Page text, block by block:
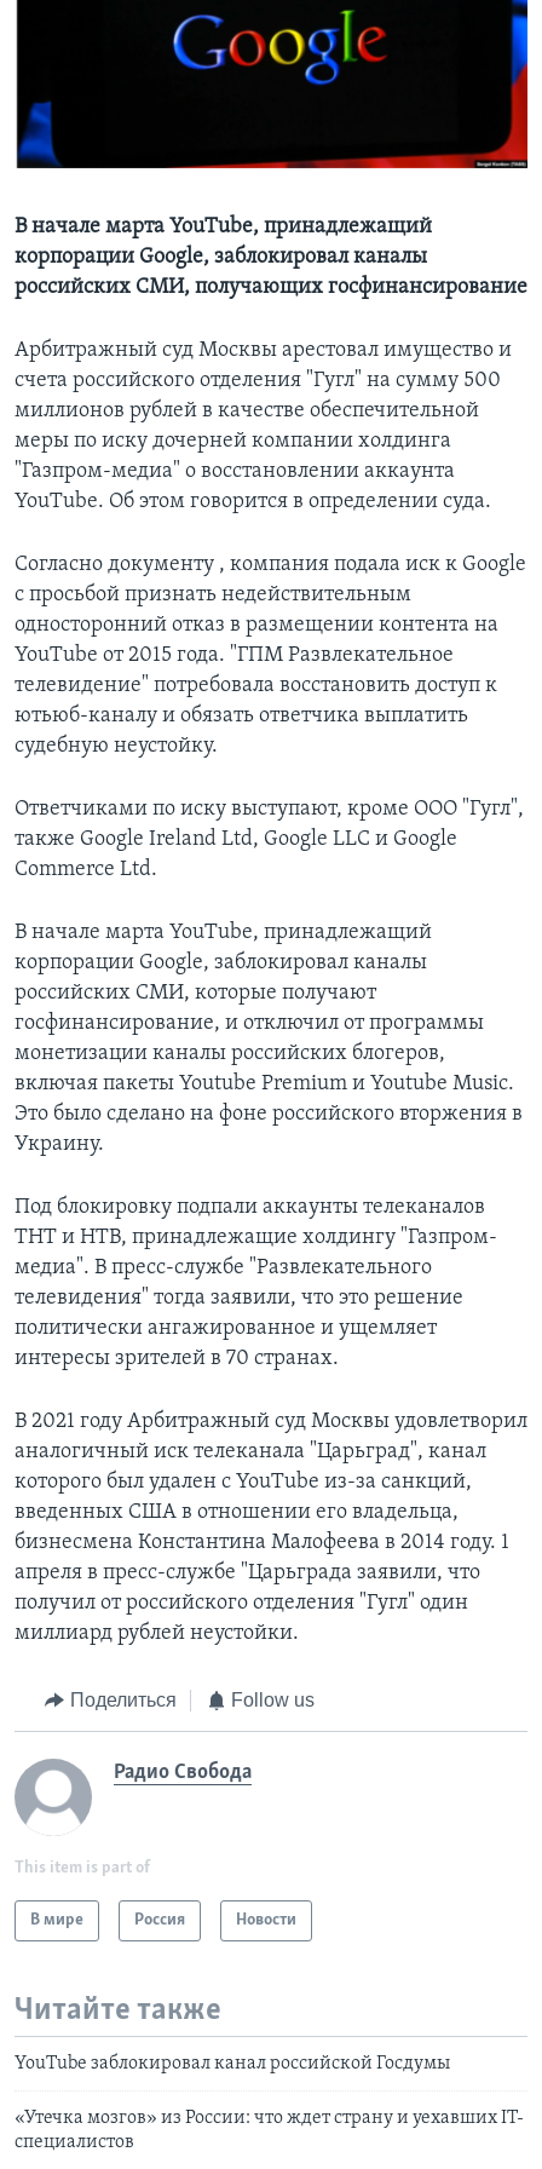
СОЦИАЛЬНЫЕ СЕТИ
Языки
В начале марта YouTube, принадлежащий
корпорации Google, заблокировал каналы
российских СМИ, получающих госфинансирование
Арбитражный суд Москвы арестовал имущество и
счета российского отделения "Гугл" на сумму 500
миллионов рублей в качестве обеспечительной
меры по иску дочерней компании холдинга
"Газпром-медиа" о восстановлении аккаунта
YouTube. Об этом говорится в определении суда.
Согласно документу , компания подала иск к Google
с просьбой признать недействительным
односторонний отказ в размещении контента на
YouTube от 2015 года. "ГПМ Развлекательное
телевидение" потребовала восстановить доступ к
ютьюб-каналу и обязать ответчика выплатить
судебную неустойку.
Ответчиками по иску выступают, кроме ООО "Гугл",
также Google Ireland Ltd, Google LLC и Google
Commerce Ltd.
В начале марта YouTube, принадлежащий
корпорации Google, заблокировал каналы
российских СМИ, которые получают
госфинансирование, и отключил от программы
монетизации каналы российских блогеров,
включая пакеты Youtube Premium и Youtube Music.
Это было сделано на фоне российского вторжения в
Украину.
Под блокировку подпали аккаунты телеканалов
ТНТ и НТВ, принадлежащие холдингу "Газпром-
медиа". В пресс-службе "Развлекательного
телевидения" тогда заявили, что это решение
политически ангажированное и ущемляет
интересы зрителей в 70 странах.
В 2021 году Арбитражный суд Москвы удовлетворил
аналогичный иск телеканала "Царьград", канал
которого был удален с YouTube из-за санкций,
введенных США в отношении его владельца,
бизнесмена Константина Малофеева в 2014 году. 1
апреля в пресс-службе "Царьграда заявили, что
получил от российского отделения "Гугл" один
миллиард рублей неустойки.
Поделиться Follow us
Радио Свобода
This item is part of
В мире Россия Новости
Читайте также
YouTube заблокировал канал российской Госдумы
«Утечка мозгов» из России: что ждет страну и уехавших IT-
специалистов